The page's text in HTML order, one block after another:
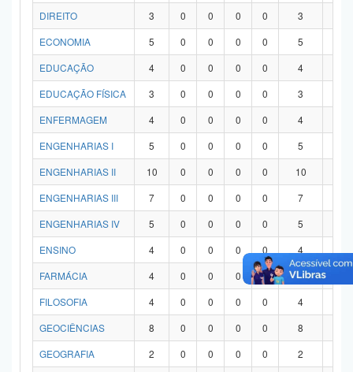
DIREITO 3 0 0 0 0 3
ECONOMIA
5 0 0 0 0 5
EDUCAÇÃO
4 0 0 0 0 4
EDUCAÇÃO FÍSICA
3 0 0 0 0 3
ENFERMAGEM
4 0 0 0 0 4
ENGENHARIAS I
5 0 0 0 0 5
ENGENHARIAS II
10 0 0 0 0 10
ENGENHARIAS III
7 0 0 0 0 7
ENGENHARIAS IV
5 0 0 0 0 5
ENSINO
4 0 0 0 0 4
FARMÁCIA
4 0 0 0 0 4
FILOSOFIA
4 0 0 0 0 4
GEOCIÊNCIAS
8 0 0 0 0 8
GEOGRAFIA
2 0 0 0 0 2